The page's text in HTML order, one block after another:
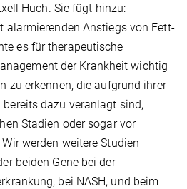
Huch. Sie fügt hinzu:
alarmierenden Anstiegs von Fett-
es für therapeutische
der Krankheit wichtig
zu erkennen, die aufgrund ihrer
dazu veranlagt sind,
Stadien oder sogar vor
werden weitere Studien
beiden Gene bei der
bei NASH, und beim